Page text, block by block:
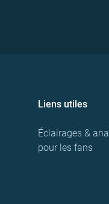
Liens utiles
Éclairages &
pour les fans